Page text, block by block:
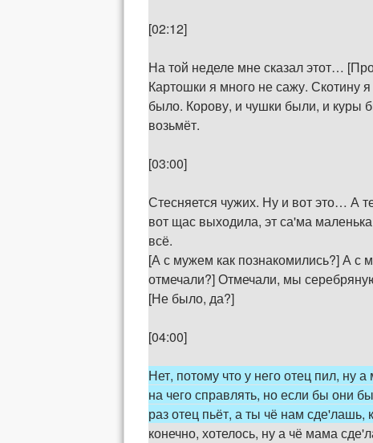
[02:12]
На той неделе мне сказал этот…
Картошки я много не сажу.
было. Корову, и чушки были, и куры
возьмёт.
[03:00]
Стесняется чужих. Ну и вот это… А
вот щас выходила, эт са'ма
всё.
[А с мужем как познакомились?] А с
отмечали?] Отмечали, мы
[Не было, да?]
[04:00]
Нет, потому что у него отец пил,
на чего справлять, но если бы они
раз отец пьёт, а ты чё нам сде'лашь,
конечно, хотелось, ну а чё мама